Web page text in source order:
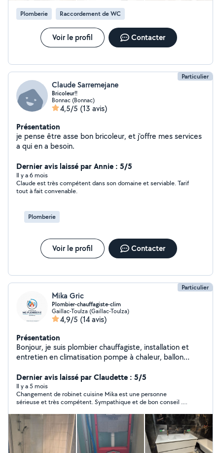
Plomberie Raccordement de WC
Voir le profil Contacter
Particulier
Claude Sarremejane
Bricoleur!!
Bonnac (Bonnac)
4,5/5 (13 avis)
Présentation
je pense être asse bon bricoleur, et j'offre mes services
a qui en a besoin.
Dernier avis laissé par Annie : 5/5
Il y a 6 mois
Claude est très compétent dans son domaine et serviable. Tarif
tout à fait convenable.
Plomberie
Voir le profil Contacter
Particulier
Mika Gric
Plombier-chauffagiste-clim
Gaillac-Toulza (Gaillac-Toulza)
4,9/5 (14 avis)
Présentation
Bonjour, je suis plombier chauffagiste, installation et
entretien en climatisation pompe à chaleur, ballon
Je suis consciencieux et très professionnel. N'hésite pas
à me contacter si vous avez des besoins.
Dernier avis laissé par Claudette : 5/5
Il y a 5 mois
Changement de robinet cuisine Mika est une personne
sérieuse et très compétent. Sympathique et de bon conseil .Je
recommande .Prix abordable.